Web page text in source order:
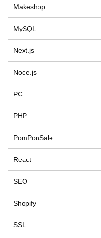
Makeshop
MySQL
Next.js
Node.js
PC
PHP
PomPonSale
React
SEO
Shopify
SSL